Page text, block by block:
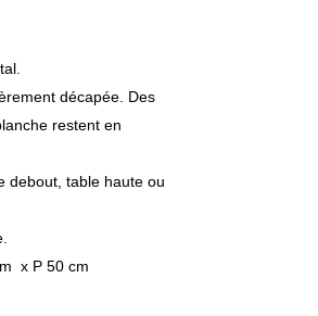
décapée. Des
restent en
debout, table haute ou
x P 50 cm